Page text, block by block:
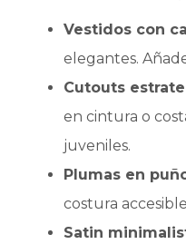
Vestidos con
elegantes.
Cutouts
en cintura o
juveniles.
Plumas en
costura
Satin